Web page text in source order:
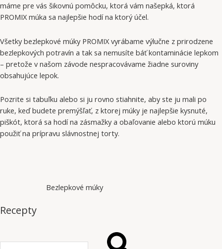
máme pre vás šikovnú pomôcku, ktorá vám našepká, ktorá
PROMIX múka sa najlepšie hodí na ktorý účel.
Všetky bezlepkové múky PROMIX vyrábame výlučne z prirodzene
bezlepkových potravín a tak sa nemusíte báť kontaminácie lepkom
– pretože v našom závode nespracovávame žiadne suroviny
obsahujúce lepok.
Pozrite si tabuľku alebo si ju rovno stiahnite, aby ste ju mali po
ruke, keď budete premýšľať, z ktorej múky je najlepšie kysnuté,
piškót, ktorá sa hodí na zásmažky a obaľovanie alebo ktorú múku
použiť na prípravu slávnostnej torty.
Bezlepkové múky
Recepty